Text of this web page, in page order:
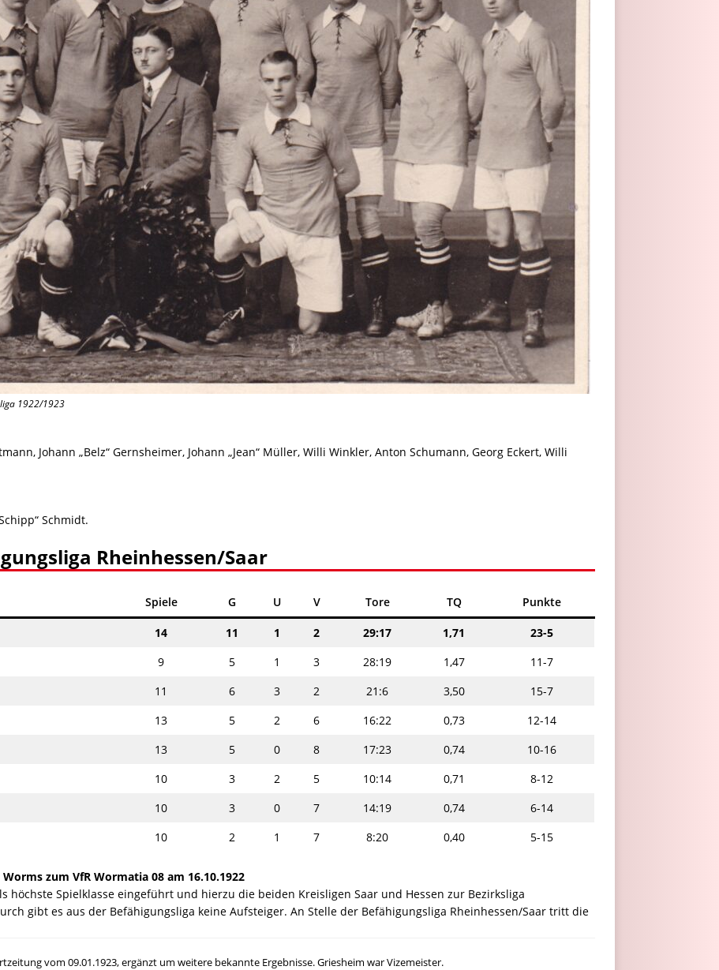
1922/1923
Johann „Belz“ Gernsheimer, Johann „Jean“ Müller, Willi Winkler, Anton Schumann, Georg Eckert, Willi
Schmidt.
Rheinhessen/Saar
Spiele G U V Tore TQ Punkte
14 11 1 2 29:17 1,71
23-5
9 5 1 3 28:19 1,47
11-7
11 6 3 2 21:6 3,50
15-7
13 5 2 6 16:22 0,73
12-14
13 5 0 8 17:23 0,74
10-16
10 3 2 5 10:14 0,71
8-12
10 3 0 7 14:19 0,74
6-14
10 2 1 7 8:20 0,40 5-15
zum VfR Wormatia 08 am 16.10.1922
höchste Spielklasse eingeführt und hierzu die beiden Kreisligen Saar und Hessen zur Bezirksliga
gibt es aus der Befähigungsliga keine Aufsteiger. An Stelle der Befähigungsliga Rheinhessen/Saar tritt die
vom 09.01.1923, ergänzt um weitere bekannte Ergebnisse. Griesheim war Vizemeister.